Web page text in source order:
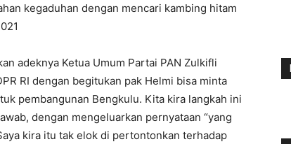
kegaduhan dengan mencari kambing hitam
adeknya Ketua Umum Partai PAN Zulkifli
RI dengan begitukan pak Helmi bisa minta
pembangunan Bengkulu. Kita kira langkah ini
dengan mengeluarkan pernyataan “yang
kira itu tak elok di pertontonkan terhadap